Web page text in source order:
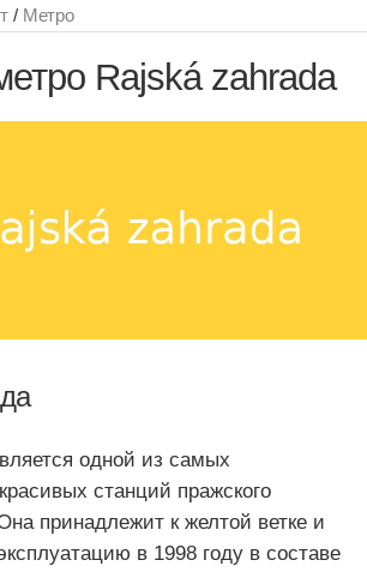
/ Метро
Rajská zahrada
одной из самых
станций пражского
принадлежит к желтой ветке и
в 1998 году в составе